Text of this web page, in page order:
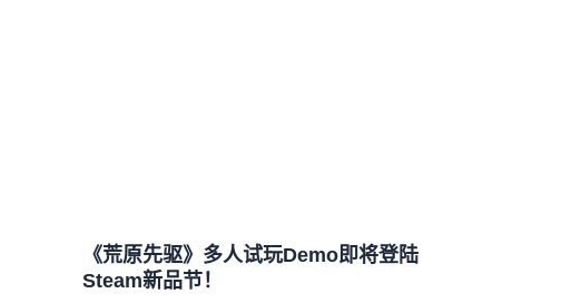
《荒原先驱》多人试玩Demo即将登陆
Steam新品节！